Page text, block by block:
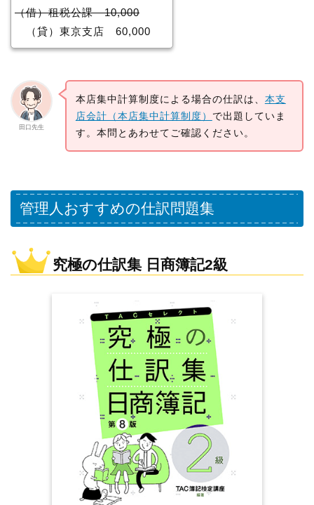
（借）租税公課 10,000
（貸）東京支店 60,000
田口先生
本店集中計算制度による場合の仕訳は、 本支
店会計（本店集中計算制度） で出題していま
す。本問とあわせてご確認ください。
管理人おすすめの仕訳問題集
究極の仕訳集 日商簿記2級